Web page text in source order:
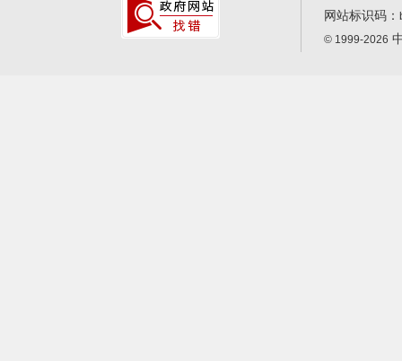
网站标识码：
© 1999-2026